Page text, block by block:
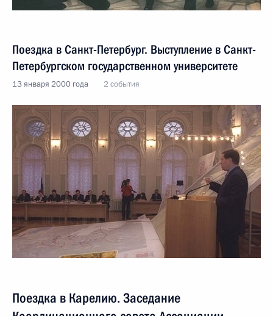
Поездка в Санкт-Петербург. Выступление в Санкт-
Петербургском государственном университете
13 января 2000 года 2 события
Поездка в Карелию. Заседание